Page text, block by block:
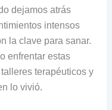
dejamos atrás
intensos
la clave para sanar.
enfrentar estas
terapéuticos y
lo vivió.